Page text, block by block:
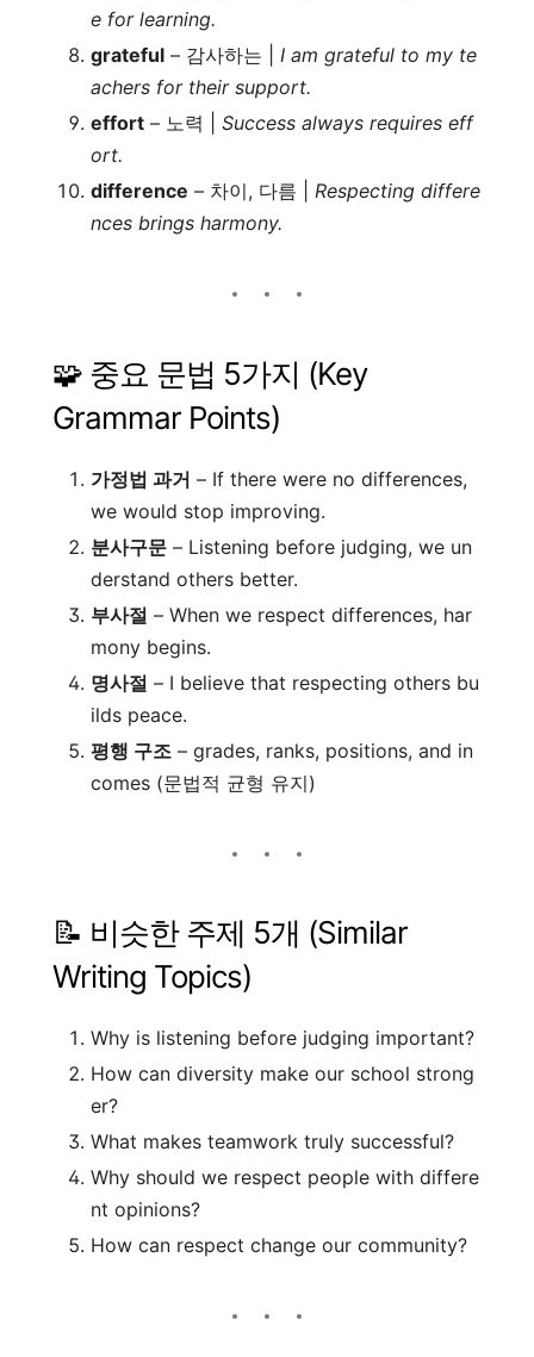
e for learning.
grateful – 감사하는 | I am grateful to my te
achers for their support.
effort – 노력 | Success always requires eff
ort.
difference – 차이, 다름 | Respecting differe
nces brings harmony.
🧩 중요 문법 5가지 (Key
Grammar Points)
가정법 과거 – If there were no differences,
we would stop improving.
분사구문 – Listening before judging, we un
derstand others better.
부사절 – When we respect differences, har
mony begins.
명사절 – I believe that respecting others bu
ilds peace.
평행 구조 – grades, ranks, positions, and in
comes (문법적 균형 유지)
📝 비슷한 주제 5개 (Similar
Writing Topics)
Why is listening before judging important?
How can diversity make our school strong
er?
What makes teamwork truly successful?
Why should we respect people with differe
nt opinions?
How can respect change our community?